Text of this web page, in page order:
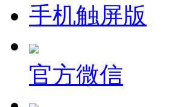
手机触屏版
官方微信